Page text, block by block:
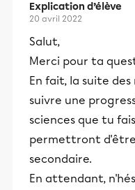
Explication d’élève
20 avril 2022
Salut,
Merci pour ta
En fait, la suite
suivre une
sciences que tu
permettront
secondaire.
En attendant,